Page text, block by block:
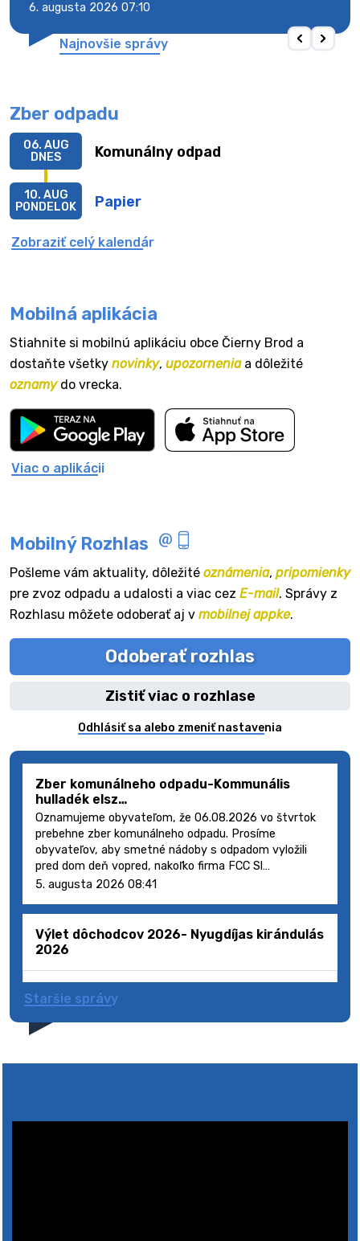
6. augusta 2026 07:10
Najnovšie správy
Zber odpadu
Komunálny odpad
06. AUG
DNES
Papier
10. AUG
PONDELOK
Zobraziť celý kalendár
Mobilná aplikácia
Stiahnite si mobilnú aplikáciu obce Čierny Brod a
dostaňte všetky novinky, upozorneniaa dôležité
oznamydo vrecka.
Viac o aplikácii
Mobilný Rozhlas
Pošleme vám aktuality, dôležité oznámenia, pripomienky
pre zvoz odpadu a udalosti a viac cez E-mail. Správy z
Rozhlasu môžete odoberať aj v mobilnej appke.
Odoberať rozhlas
Zistiť viac o rozhlase
Odhlásiť sa alebo zmeniť nastavenia
Zber komunálneho odpadu-Kommunális
hulladék elsz…
Oznamujeme obyvateľom, že 06.08.2026 vo štvrtok
prebehne zber komunálneho odpadu. Prosíme
obyvateľov, aby smetné nádoby s odpadom vyložili
pred dom deň vopred, nakoľko firma FCC Sl…
5. augusta 2026 08:41
Výlet dôchodcov 2026- Nyugdíjas kirándulás
2026
Staršie správy